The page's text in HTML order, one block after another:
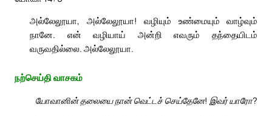
அல்லேலூயா, அல்லேலூயா! வழியும் உண்மையும் வாழ்வும்
நானே. என் வழியாய் அன்றி எவரும் தந்தையிடம்
வருவதில்லை. அல்லேலூயா.
நற்செய்தி வாசகம்
யோவானின் தலையை நான் வெட்டச் செய்தேனே! இவர் யாரோ?